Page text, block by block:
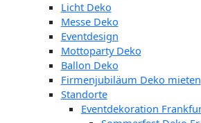
Licht Deko
Messe Deko
Eventdesign
Mottoparty Deko
Ballon Deko
Firmenjubiläum Deko mieten
Standorte
Eventdekoration